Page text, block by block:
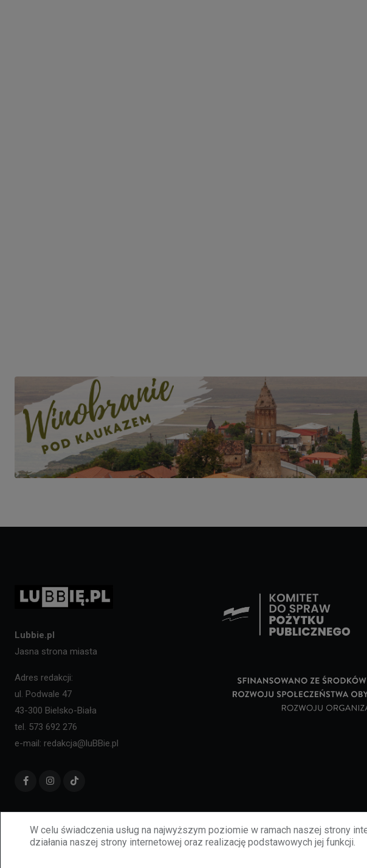
W celu świadczenia usług na najwyższym poziomie w ramach naszej strony
działania naszej strony internetowej oraz realizację podstawowych jej funkcji.
Lubbie.pl
Jasna strona miasta
Adres redakcji:
ul. Podwale 47
43-300 Bielsko-Biała
tel. 573 692 276
e-mail: redakcja@luBBie.pl